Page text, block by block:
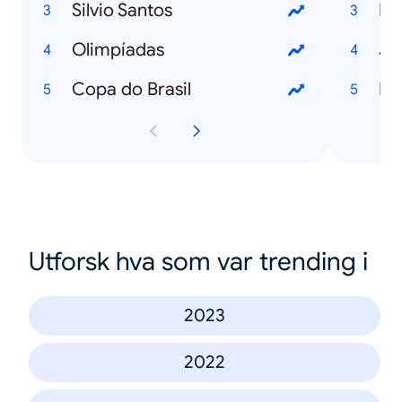
Silvio Santos
Olimpíadas
Copa do Brasil
Utforsk hva som var trending i
2023
2022